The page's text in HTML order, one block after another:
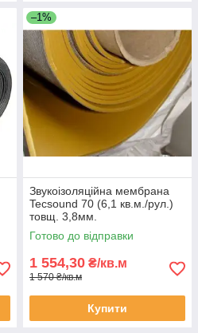
–1%
Звукоізоляційна мембрана
Tecsound 70 (6,1 кв.м./рул.)
товщ. 3,8мм.
Готово до відправки
1 554,30 ₴/кв.м
1 570 ₴/кв.м
Купити